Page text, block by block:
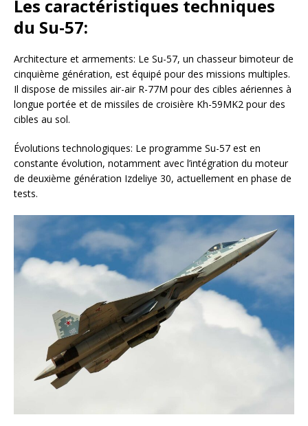
Les caractéristiques techniques
du Su-57:
Architecture et armements: Le Su-57, un chasseur bimoteur de
cinquième génération, est équipé pour des missions multiples.
Il dispose de missiles air-air R-77M pour des cibles aériennes à
longue portée et de missiles de croisière Kh-59MK2 pour des
cibles au sol.
Évolutions technologiques: Le programme Su-57 est en
constante évolution, notamment avec l’intégration du moteur
de deuxième génération Izdeliye 30, actuellement en phase de
tests.